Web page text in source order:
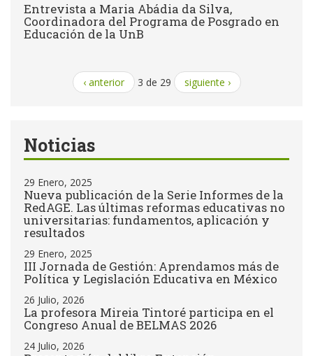
Entrevista a Maria Abádia da Silva,
Coordinadora del Programa de Posgrado en
Educación de la UnB
‹ anterior 3 de 29 siguiente ›
Noticias
29 Enero, 2025
Nueva publicación de la Serie Informes de la
RedAGE. Las últimas reformas educativas no
universitarias: fundamentos, aplicación y
resultados
29 Enero, 2025
III Jornada de Gestión: Aprendamos más de
Política y Legislación Educativa en México
26 Julio, 2026
La profesora Mireia Tintoré participa en el
Congreso Anual de BELMAS 2026
24 Julio, 2026